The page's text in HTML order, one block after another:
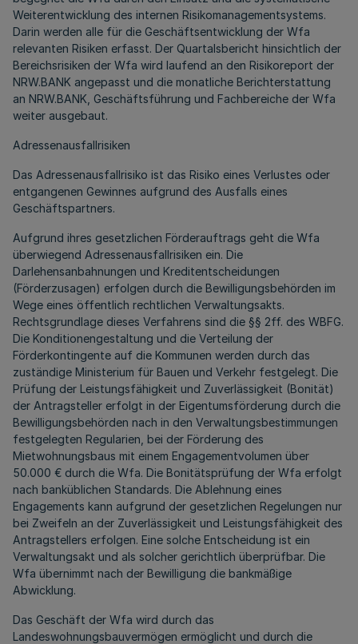
Weiterentwicklung des internen Risikomanagementsystems.
Darin werden alle für die Geschäftsentwicklung der Wfa
relevanten Risiken erfasst. Der Quartalsbericht hinsichtlich der
Bereichsrisiken der Wfa wird laufend an den Risikoreport der
NRW.BANK angepasst und die monatliche Berichterstattung
an NRW.BANK, Geschäftsführung und Fachbereiche der Wfa
weiter ausgebaut.
Adressenausfallrisiken
Das Adressenausfallrisiko ist das Risiko eines Verlustes oder
entgangenen Gewinnes aufgrund des Ausfalls eines
Geschäftspartners.
Aufgrund ihres gesetzlichen Förderauftrags geht die Wfa
überwiegend Adressenausfallrisiken ein. Die
Darlehensanbahnungen und Kreditentscheidungen
(Förderzusagen) erfolgen durch die Bewilligungsbehörden im
Wege eines öffentlich rechtlichen Verwaltungsakts.
Rechtsgrundlage dieses Verfahrens sind die §§ 2ff. des WBFG.
Die Konditionengestaltung und die Verteilung der
Förderkontingente auf die Kommunen werden durch das
zuständige Ministerium für Bauen und Verkehr festgelegt. Die
Prüfung der Leistungsfähigkeit und Zuverlässigkeit (Bonität)
der Antragsteller erfolgt in der Eigentumsförderung durch die
Bewilligungsbehörden nach in den Verwaltungsbestimmungen
festgelegten Regularien, bei der Förderung des
Mietwohnungsbaus mit einem Engagementvolumen über
50.000 € durch die Wfa. Die Bonitätsprüfung der Wfa erfolgt
nach banküblichen Standards. Die Ablehnung eines
Engagements kann aufgrund der gesetzlichen Regelungen nur
bei Zweifeln an der Zuverlässigkeit und Leistungsfähigkeit des
Antragstellers erfolgen. Eine solche Entscheidung ist ein
Verwaltungsakt und als solcher gerichtlich überprüfbar. Die
Wfa übernimmt nach der Bewilligung die bankmäßige
Abwicklung.
Das Geschäft der Wfa wird durch das
Landeswohnungsbauvermögen ermöglicht und durch die